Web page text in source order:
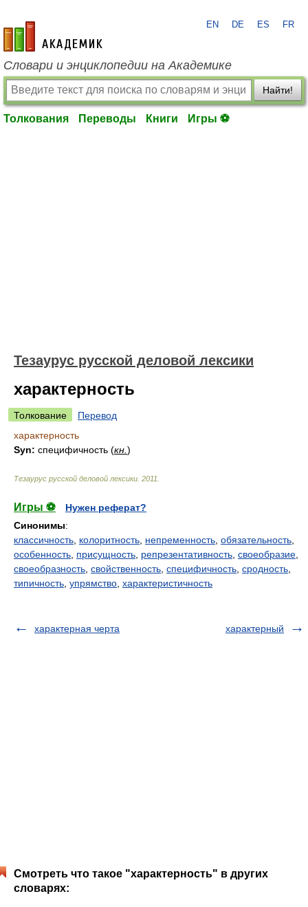
academic.ru
EN DE ES FR
Словари и энциклопедии на Академике
Найти!
Толкования Переводы Книги Игры ⚽
Тезаурус русской деловой лексики
характерность
Толкование
Перевод
характерность
Syn: специфичность (кн. )
Тезаурус русской деловой лексики 2011
Игры ⚽
Нужен реферат?
Синонимы:
классичность колоритность непременность обязательность
особенность присущность репрезентативность своеобразие
своеобразность свойственность специфичность сродность
типичность упрямство характеристичность
характерная черта характерный
Смотреть что такое "характерность" в других
словарях: